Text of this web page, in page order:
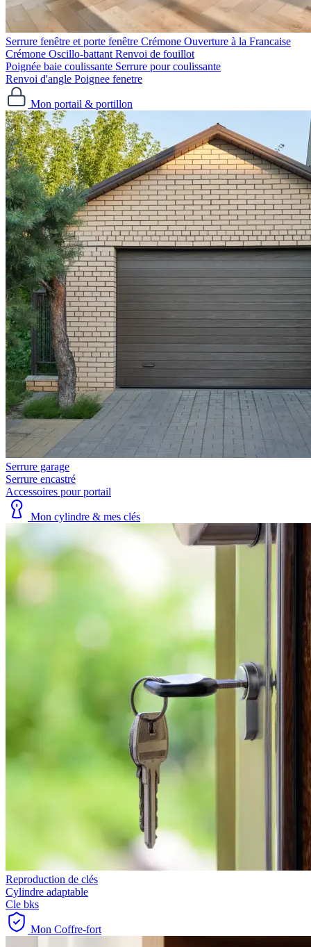
Serrure fenêtre et porte fenêtre Crémone Ouverture à la Francaise
Crémone Oscillo-battant Renvoi de fouillot
Poignée baie coulissante Serrure pour coulissante
Renvoi d'angle Poignee fenetre
Mon portail & portillon
Serrure garage
Serrure encastré
Accessoires pour portail
Mon cylindre & mes clés
Reproduction de clés
Cylindre adaptable
Cle bks
Mon Coffre-fort